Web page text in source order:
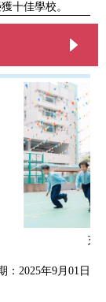
十佳學校。
充
：2025年9月01日